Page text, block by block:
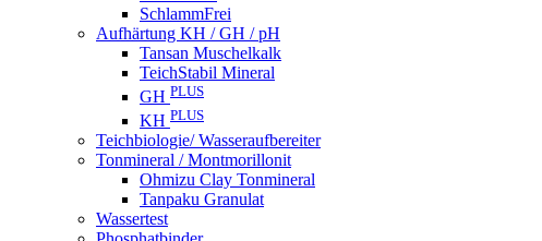
SchlammFrei
Aufhärtung KH / GH / pH
Tansan Muschelkalk
TeichStabil Mineral
GH PLUS
KH PLUS
Teichbiologie/ Wasseraufbereiter
Tonmineral / Montmorillonit
Ohmizu Clay Tonmineral
Tanpaku Granulat
Wassertest